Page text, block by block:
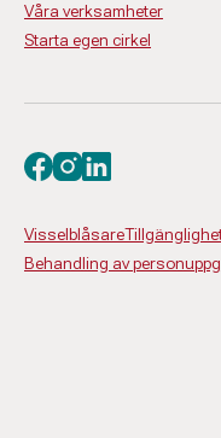
Våra verksamheter
Starta egen cirkel
Visselblåsare
Behandling av
Besök oss på facebook
Besök oss på
Besök oss på